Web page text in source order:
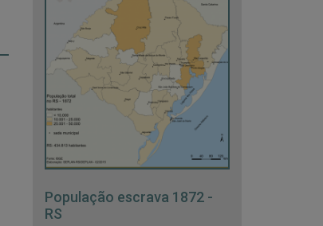
População escrava 1872 -
RS